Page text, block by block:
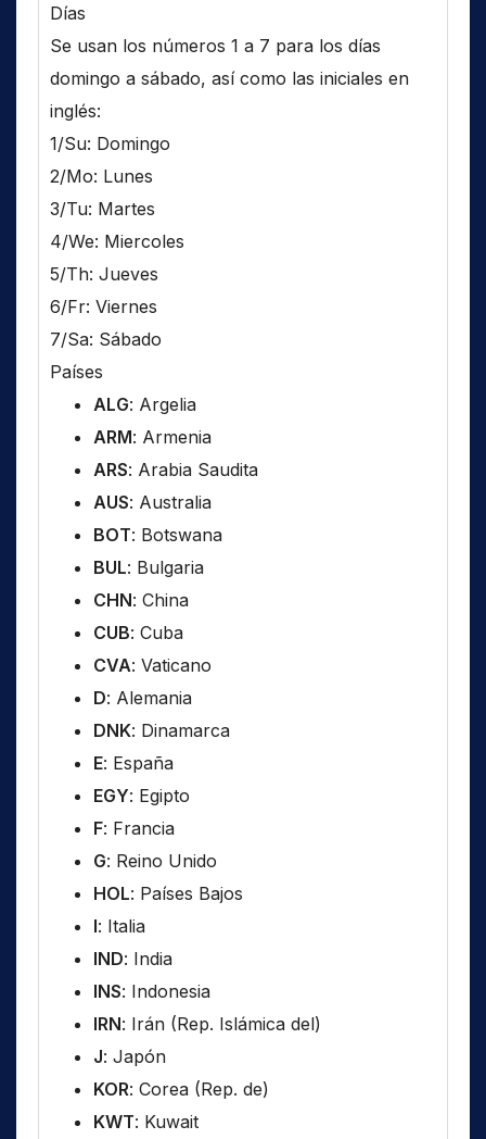
Días
Se usan los números 1 a 7 para los días
domingo a sábado, así como las iniciales en
inglés:
1/Su: Domingo
2/Mo: Lunes
3/Tu: Martes
4/We: Miercoles
5/Th: Jueves
6/Fr: Viernes
7/Sa: Sábado
Países
ALG: Argelia
ARM: Armenia
ARS: Arabia Saudita
AUS: Australia
BOT: Botswana
BUL: Bulgaria
CHN: China
CUB: Cuba
CVA: Vaticano
D: Alemania
DNK: Dinamarca
E: España
EGY: Egipto
F: Francia
G: Reino Unido
HOL: Países Bajos
I: Italia
IND: India
INS: Indonesia
IRN: Irán (Rep. Islámica del)
J: Japón
KOR: Corea (Rep. de)
KWT: Kuwait